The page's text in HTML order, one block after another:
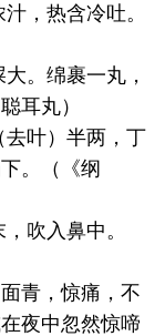
，热含冷吐。
。绵裹一丸，
耳丸）
去叶）半两，丁
。（《纲
，吹入鼻中。
青，惊痛，不
夜中忽然惊啼